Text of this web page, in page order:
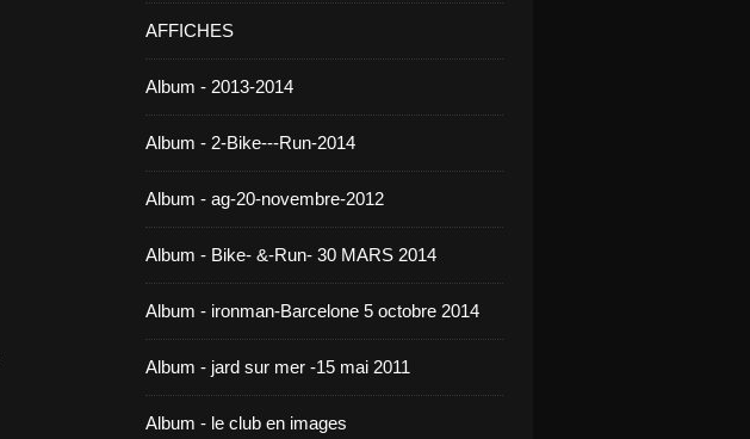
AFFICHES
Album - 2013-2014
Album - 2-Bike---Run-2014
Album - ag-20-novembre-2012
Album - Bike- &-Run- 30 MARS 2014
Album - ironman-Barcelone 5 octobre 2014
Album - jard sur mer -15 mai 2011
Album - le club en images